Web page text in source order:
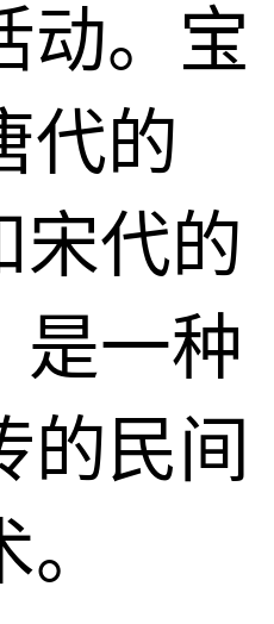
动。宝
代的
宋代的
是一种
的民间